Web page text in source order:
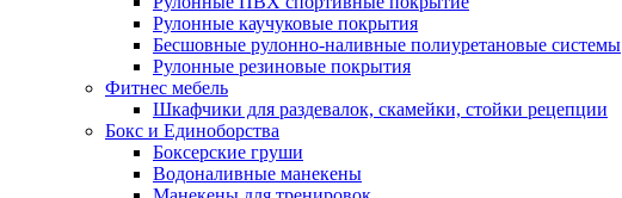
Рулонные каучуковые покрытия
Бесшовные рулонно-наливные полиуретановые системы
Рулонные резиновые покрытия
Фитнес мебель
Шкафчики для раздевалок, скамейки, стойки рецепции
Бокс и Единоборства
Боксерские груши
Водоналивные манекены